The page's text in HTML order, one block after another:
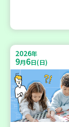
2026年
9月6日(日)